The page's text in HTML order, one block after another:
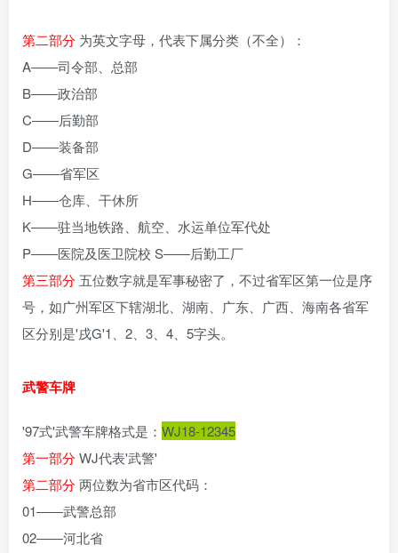
第二部分 为英文字母，代表下属分类（不全）：
A――司令部、总部
B――政治部
C――后勤部
D――装备部
G――省军区
H――仓库、干休所
K――驻当地铁路、航空、水运单位军代处
P――医院及医卫院校 S――后勤工厂
第三部分 五位数字就是军事秘密了，不过省军区第一位是序
号，如广州军区下辖湖北、湖南、广东、广西、海南各省军
区分别是'戌G'1、2、3、4、5字头。
武警车牌
'97式'武警车牌格式是： WJ18-12345
第一部分WJ代表'武警'
第二部分两位数为省市区代码：
01――武警总部
02――河北省